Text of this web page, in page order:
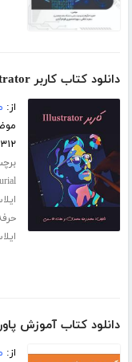
دانلود کتاب کاربر Illustrator
از:
۳۱۲ صفحه
دانلود کتاب آموزش
از: